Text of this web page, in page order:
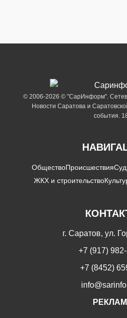
© 2006-2026 © "СарИнформ".
Новости Саратова и
события.
ОбществоПроисшествияСуд
ЖКХ и строительство
г. Саратов, ул.
+7 (917)
+7 (8452)